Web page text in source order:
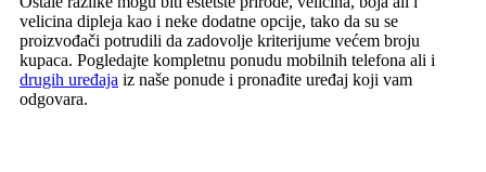
velicina dipleja kao i neke dodatne opcije, tako da su se
proizvođači potrudili da zadovolje kriterijume većem broju
kupaca. Pogledajte kompletnu ponudu mobilnih telefona ali i
drugih uređaja iz naše ponude i pronađite uređaj koji vam
odgovara.